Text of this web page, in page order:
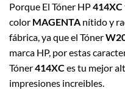
Porque El Tóner HP414XC
color MAGENTA nítido y
fábrica, ya que el Tóner
marca HP, por estas
Tóner414XCes tu mejor
impresiones increibles.